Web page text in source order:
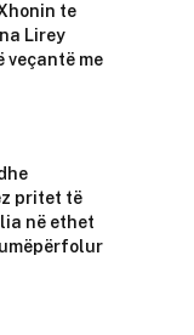
te
Lirey
veçantë me
pritet të
në ethet